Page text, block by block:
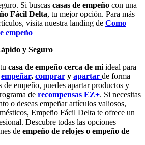
Si buscas casas de empeño con una
Fácil Delta, tu mejor opción. Para más
visita nuestra landing de Como
empeño
y Seguro
casa de empeño cerca de mi ideal para
empeñar, comprar y apartar de forma
de empeño, puedes apartar productos y
de recompensas EZ+. Si necesitas
o deseas empeñar artículos valiosos,
Empeño Fácil Delta te ofrece un
Descubre todas las opciones
de empeño de relojes o empeño de